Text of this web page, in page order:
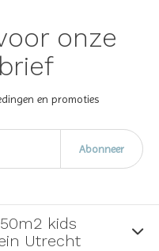
onze
en promoties
Abonneer
kids
Utrecht